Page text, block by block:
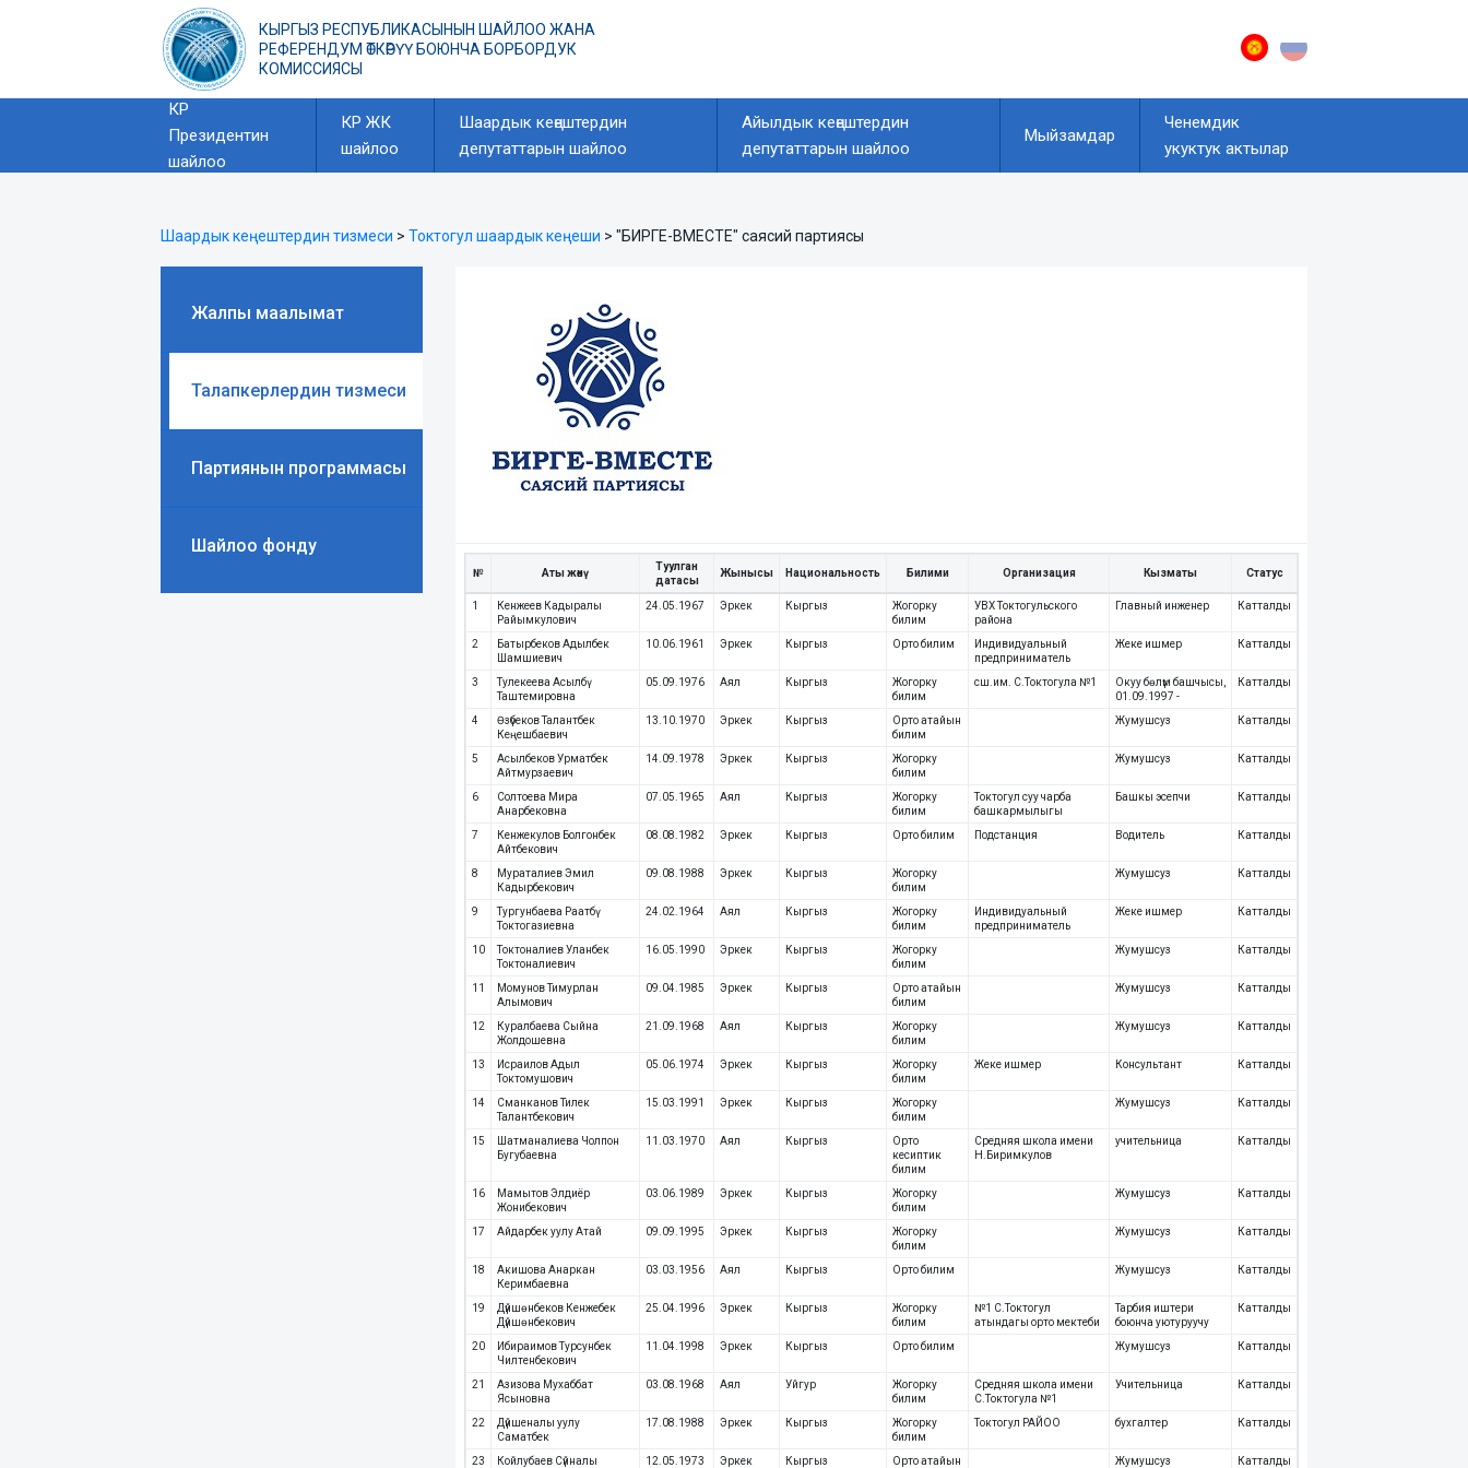
КЫРГЫЗ РЕСПУБЛИКАСЫНЫН ШАЙЛОО ЖАНА
РЕФЕРЕНДУМ ӨТКӨРҮҮ БОЮНЧА БОРБОРДУК
КОМИССИЯСЫ
КР
Президентин
шайлоо
КР ЖК
шайлоо
Шаардык кеңештердин
депутаттарын шайлоо
Айылдык кеңештердин
депутаттарын шайлоо
Мыйзамдар
Ченемдик
укуктук актылар
Шаардык кеңештердин тизмеси > Токтогул шаардык кеңеши > "БИРГЕ-ВМЕСТЕ" саясий партиясы
Жалпы маалымат
Талапкерлердин тизмеси
Партиянын программасы
Шайлоо фонду
№ Аты жөнү
Туулган
датасы
Жынысы Национальность Билими Организация Кызматы Статус
1
Кенжеев Кадыралы
Райымкулович
24.05.1967 Эркек Кыргыз
Жогорку
билим
УВХ Токтогульского
района
Главный инженер Катталды
2
Батырбеков Адылбек
Шамшиевич
10.06.1961 Эркек Кыргыз Орто билим
Индивидуальный
предприниматель
Жеке ишмер Катталды
3
Тулекеева Асылбү
Таштемировна
05.09.1976 Аял Кыргыз
Жогорку
билим
сш.им. С.Токтогула №1
Окуу бөлүм башчысы,
01.09.1997 -
Катталды
4
Өзүбеков Талантбек
Кеңешбаевич
13.10.1970 Эркек Кыргыз
Орто атайын
билим
Жумушсуз Катталды
5
Асылбеков Урматбек
Айтмурзаевич
14.09.1978 Эркек Кыргыз
Жогорку
билим
Жумушсуз Катталды
6
Солтоева Мира
Анарбековна
07.05.1965 Аял Кыргыз
Жогорку
билим
Токтогул суу чарба
башкармылыгы
Башкы эсепчи Катталды
7
Кенжекулов Болгонбек
Айтбекович
08.08.1982 Эркек Кыргыз Орто билим Подстанция Водитель Катталды
8
Мураталиев Эмил
Кадырбекович
09.08.1988 Эркек Кыргыз
Жогорку
билим
Жумушсуз Катталды
9
Тургунбаева Раатбү
Токтогазиевна
24.02.1964 Аял Кыргыз
Жогорку
билим
Индивидуальный
предприниматель
Жеке ишмер Катталды
10
Токтоналиев Уланбек
Токтоналиевич
16.05.1990 Эркек Кыргыз
Жогорку
билим
Жумушсуз Катталды
11
Момунов Тимурлан
Алымович
09.04.1985 Эркек Кыргыз
Орто атайын
билим
Жумушсуз Катталды
12
Куралбаева Сыйна
Жолдошевна
21.09.1968 Аял Кыргыз
Жогорку
билим
Жумушсуз Катталды
13
Исраилов Адыл
Токтомушович
05.06.1974 Эркек Кыргыз
Жогорку
билим
Жеке ишмер Консультант Катталды
14
Сманканов Тилек
Талантбекович
15.03.1991 Эркек Кыргыз
Жогорку
билим
Жумушсуз Катталды
15
Шатманалиева Чолпон
Бугубаевна
11.03.1970 Аял Кыргыз
Орто
кесиптик
билим
Средняя школа имени
Н.Биримкулов
учительница Катталды
16
Мамытов Элдиёр
Жонибекович
03.06.1989 Эркек Кыргыз
Жогорку
билим
Жумушсуз Катталды
17 Айдарбек уулу Атай 09.09.1995 Эркек Кыргыз
Жогорку
билим
Жумушсуз Катталды
18
Акишова Анаркан
Керимбаевна
03.03.1956 Аял Кыргыз Орто билим Жумушсуз Катталды
19
Дүйшөнбеков Кенжебек
Дүйшөнбекович
25.04.1996 Эркек Кыргыз
Жогорку
билим
№1 С.Токтогул
атындагы орто мектеби
Тарбия иштери
боюнча уютуруучу
Катталды
20
Ибираимов Турсунбек
Чилтенбекович
11.04.1998 Эркек Кыргыз Орто билим Жумушсуз Катталды
21
Азизова Мухаббат
Ясыновна
03.08.1968 Аял Уйгур
Жогорку
билим
Средняя школа имени
С.Токтогула №1
Учительница Катталды
22
Дүйшеналы уулу
Саматбек
17.08.1988 Эркек Кыргыз
Жогорку
билим
Токтогул РАЙОО бухгалтер Катталды
23 Койлубаев Сүйналы 12.05.1973 Эркек Кыргыз Орто атайын Жумушсуз Катталды